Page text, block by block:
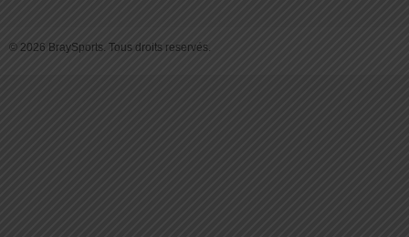
© 2026 BraySports. Tous droits reservés.